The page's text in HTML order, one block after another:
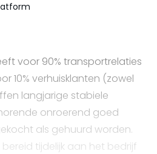
voor 90% transportrelaties
10% verhuisklanten (zowel
langjarige stabiele
onroerend goed
als gehuurd worden.
tijdelijk aan het bedrijf